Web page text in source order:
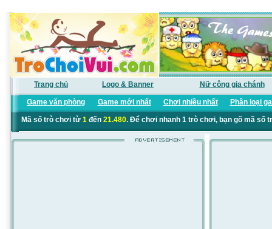
Trang chủ Logo & Banner Nữ công gia chánh
Game văn phòng Game mới nhất Chơi nhiều nhất Phân loại
Mã số trò chơi từ 1đến 21.480. Để chơi nhanh 1 trò chơi, bạn gõ mã số